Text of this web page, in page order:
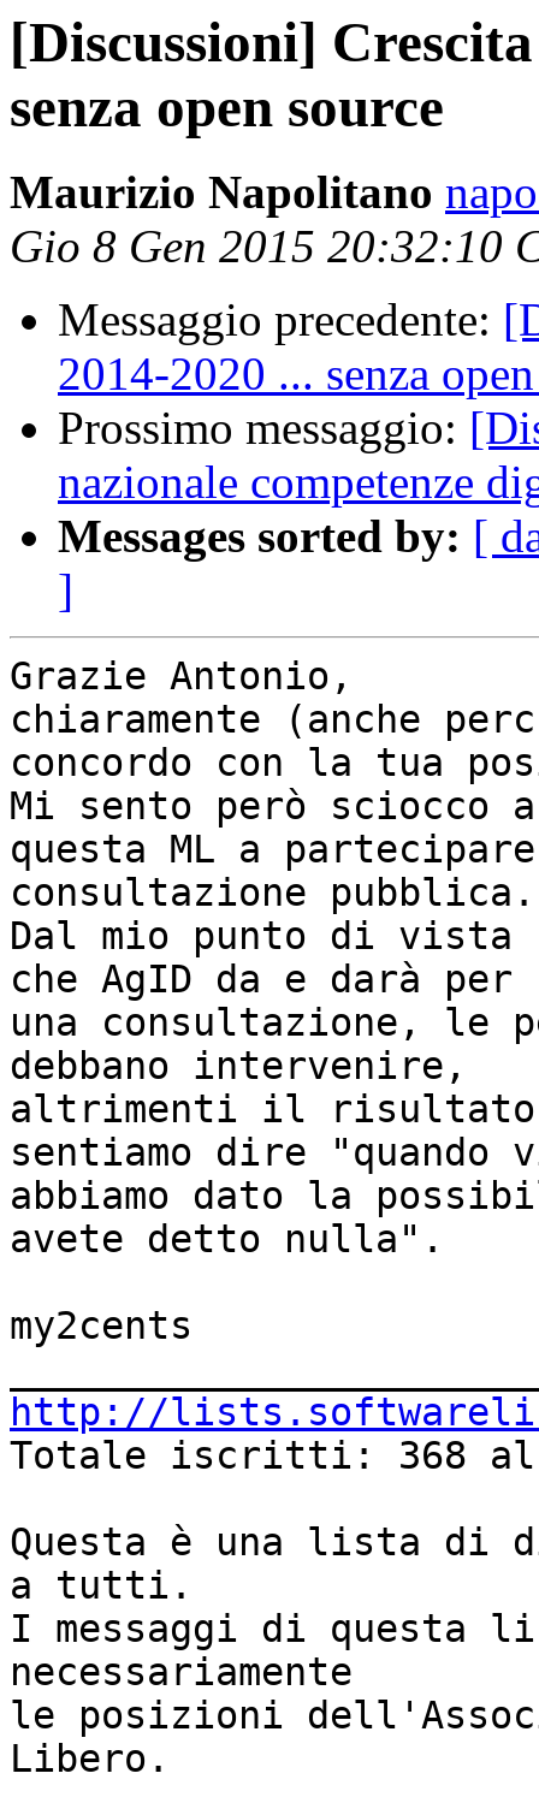
[Discussioni]
senza open source
Maurizio Napolitano
Gio 8 Gen 2015 20:32:10
Messaggio precedente:
2014-2020 ... senza
Prossimo messaggio:
nazionale competenze
Messages sorted by: [
]
Grazie Antonio,
chiaramente (anche
concordo con la tua
Mi sento però sciocco
questa ML a
consultazione pubblica.
Dal mio punto di vista
che AgID da e darà per
una consultazione, le
debbano intervenire,
altrimenti il risultato
sentiamo dire "quando
abbiamo dato la
avete detto nulla".
my2cents
http://
Totale iscritti: 368 al
Questa è una lista di
a tutti.
I messaggi di questa
necessariamente
le posizioni
Libero.